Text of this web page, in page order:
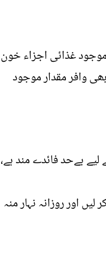
غذائی اجزاء خون
وافر مقدار موجود
بےحد فائدے مند ہے،
کر لیں اور روزانہ نہار منہ